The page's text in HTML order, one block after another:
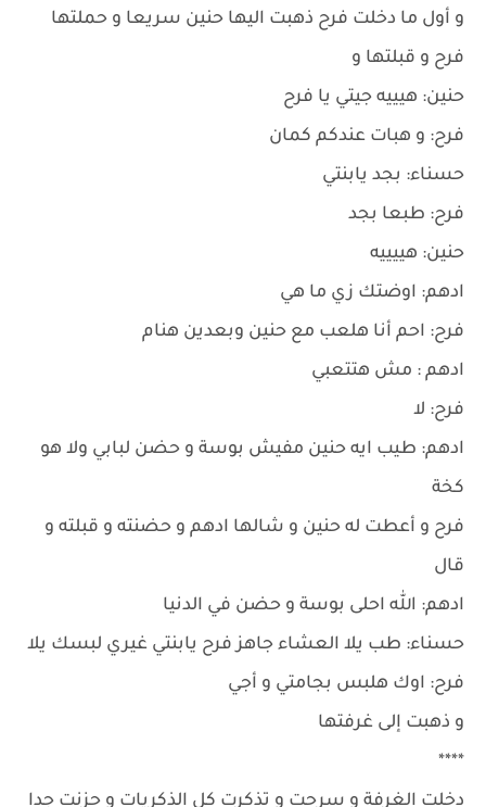
و أول ما دخلت فرح ذهبت اليها حنين سريعا و حملتها
فرح و قبلتها و
حنين: هيييه جيتي يا فرح
فرح: و هبات عندكم كمان
حسناء: بجد يابنتي
فرح: طبعا بجد
حنين: هييييه
ادهم: اوضتك زي ما هي
فرح: احم أنا هلعب مع حنين وبعدين هنام
ادهم : مش هتتعبي
فرح: لا
ادهم: طيب ايه حنين مفيش بوسة و حضن لبابي ولا هو
كخة
فرح و أعطت له حنين و شالها ادهم و حضنته و قبلته و
قال
ادهم: الله احلى بوسة و حضن في الدنيا
حسناء: طب يلا العشاء جاهز فرح يابنتي غيري لبسك يلا
فرح: اوك هلبس بجامتي و أجي
و ذهبت إلى غرفتها
****
دخلت الغرفة و سرحت و تذكرت كل الذكريات و حزنت جدا